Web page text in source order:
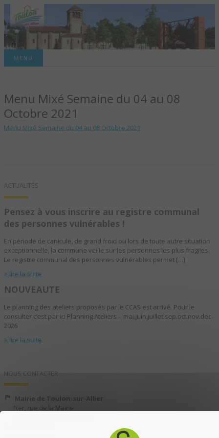
TOULON-SUR-
ALLIER – SITE
OFFICIEL DE LA
MENU
Menu Mixé Semaine du 04 au 08
Octobre 2021
Menu Mixé Semaine du 04 au 08 Octobre 2021
ACTUALITÉS
Pensez à vous inscrire au registre communal
des personnes vulnérables !
En période de canicule, de grand froid ou lors de toute autre situation
exceptionnelle, la commune veille sur les personnes les plus fragiles.
Le registre communal des personnes vulnérables permet […]
> lire la suite
NOUVEAUTE
Le planning des ateliers proposés par le CCAS est arrivé. Pour le
consulter c’est par ici Planning Ateliers – mai.juin.juillet.sep.oct.nov.dec-
2026
> lire la suite
NOUS CONTACTER
Mairie de Toulon-sur-Allier
1ter, rue de la Mairie